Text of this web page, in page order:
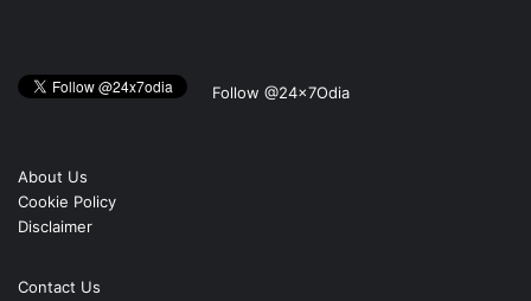
Follow @24x7Odia
About Us
Cookie Policy
Disclaimer
Contact Us